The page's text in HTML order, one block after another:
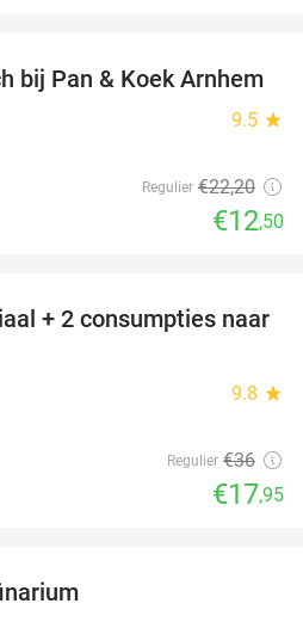
44%
bij Pan & Koek Arnhem
9.5 star
Regulier €22,20
€12,50
50%
+ 2 consumpties naar
9.8 star
Regulier €36
€17,95